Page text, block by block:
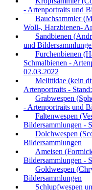
- Artenportraits und
Bauchsammler
Woll-, Harzbienen-
Sandbienen
und
Furchenbienen
Schmalbienen -
02.03.2022
Melittidae (kein
Artenportraits -
Grabwespen
- Artenportraits und
Faltenwespen
Bildersammlungen -
Dolchwespen
Bildersammlungen
Ameisen
Bildersammlungen -
Goldwespen
Bildersammlungen
Schlupfwespen